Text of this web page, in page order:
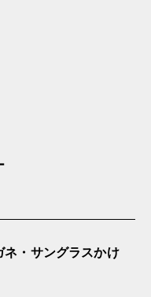
ネ・サングラスかけ